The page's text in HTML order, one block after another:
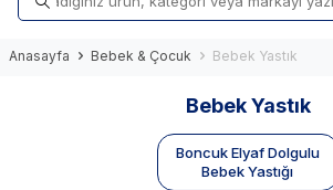
Anasayfa Bebek & Çocuk Bebek Yastık
Bebek Yastık
Boncuk Elyaf Dolgulu
Bebek Yastığı